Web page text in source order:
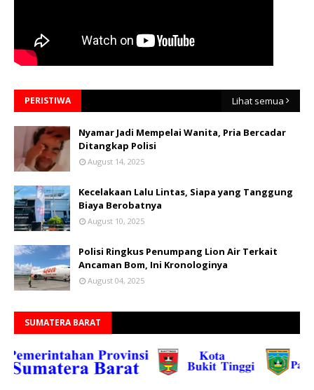
PERISTIWA Lihat semua
Nyamar Jadi Mempelai Wanita, Pria Bercadar
Ditangkap Polisi
August 14, 2025
Kecelakaan Lalu Lintas, Siapa yang Tanggung
Biaya Berobatnya
August 10, 2025
Polisi Ringkus Penumpang Lion Air Terkait
Ancaman Bom, Ini Kronologinya
August 04, 2025
SUMATERA BARAT